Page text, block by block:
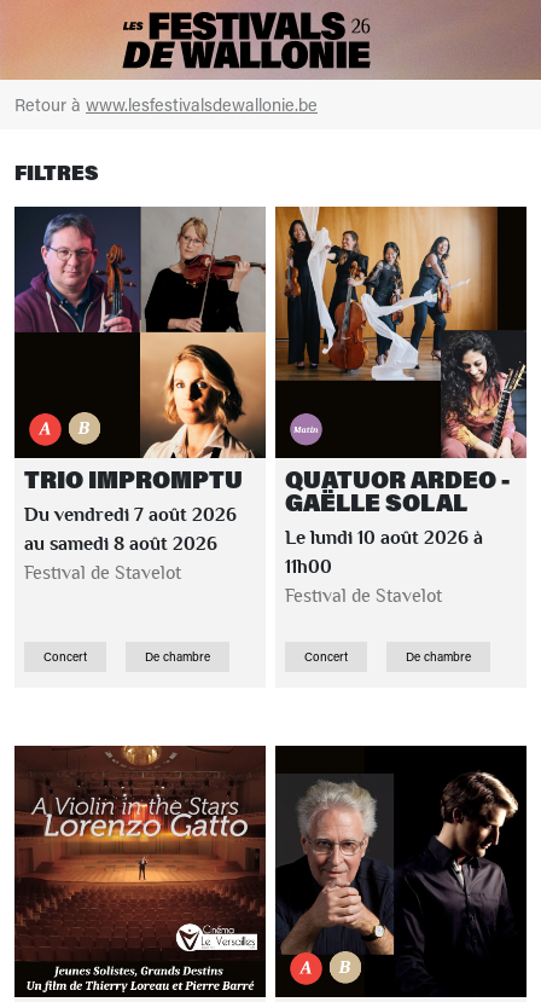
Retour à www.lesfestivalsdewallonie.be
FILTRES
TRIO IMPROMPTU
Du vendredi 7 août 2026
au samedi 8 août 2026
Festival de Stavelot
Concert De chambre
QUATUOR ARDEO -
GAËLLE SOLAL
Le lundi 10 août 2026 à
11h00
Festival de Stavelot
Concert De chambre